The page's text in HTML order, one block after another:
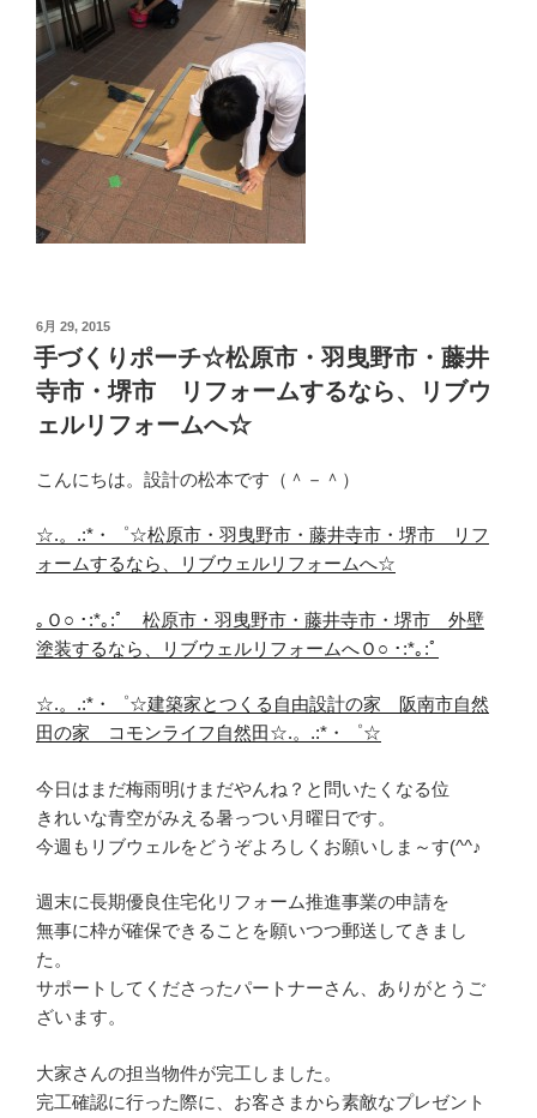
投
稿
日:
6月 29, 2015
手づくりポーチ☆松原市・羽曳野市・藤井
寺市・堺市 リフォームするなら、リブウ
ェルリフォームへ☆
こんにちは。設計の松本です（＾－＾）
☆.。.:*・゜☆松原市・羽曳野市・藤井寺市・堺市 リフ
ォームするなら、リブウェルリフォームへ☆
｡Ｏ○ ･:*｡:ﾟ 松原市・羽曳野市・藤井寺市・堺市 外壁
塗装するなら、リブウェルリフォームへＯ○ ･:*｡:ﾟ
☆.。.:*・゜☆建築家とつくる自由設計の家 阪南市自然
田の家 コモンライフ自然田☆.。.:*・゜☆
今日はまだ梅雨明けまだやんね？と問いたくなる位
きれいな青空がみえる暑っつい月曜日です。
今週もリブウェルをどうぞよろしくお願いしま～す(^^♪
週末に長期優良住宅化リフォーム推進事業の申請を
無事に枠が確保できることを願いつつ郵送してきまし
た。
サポートしてくださったパートナーさん、ありがとうご
ざいます。
大家さんの担当物件が完工しました。
完工確認に行った際に、お客さまから素敵なプレゼント